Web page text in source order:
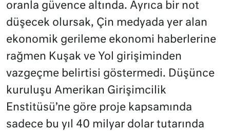
oranla güvence altında. Ayrıca bir not
düşecek olursak, Çin medyada yer alan
ekonomik gerileme ekonomi haberlerine
rağmen Kuşak ve Yol girişiminden
vazgeçme belirtisi göstermedi. Düşünce
kuruluşu Amerikan Girişimcilik
Enstitüsü’ne göre proje kapsamında
sadece bu yıl 40 milyar dolar tutarında